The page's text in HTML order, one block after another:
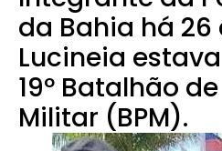
da Bahia há 26
Lucineia
19º Batalhão
Militar (BPM).